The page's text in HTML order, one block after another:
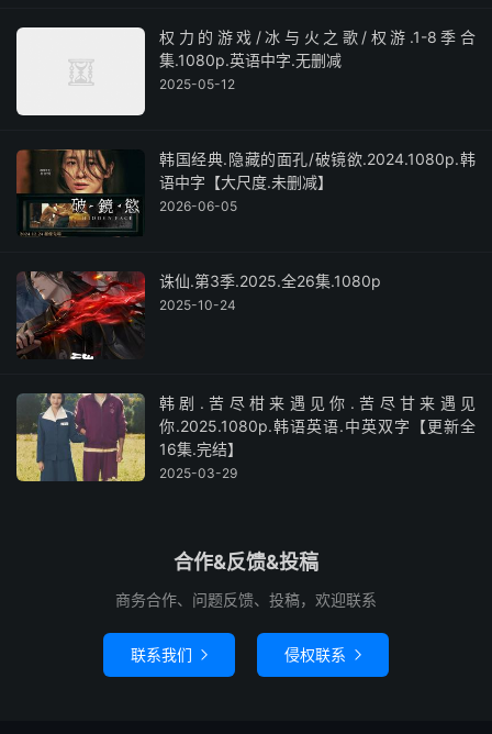
权力的游戏/冰与火之歌/权游.1-8季合
集.1080p.英语中字.无删减
2025-05-12
韩国经典.隐藏的面孔/破镜欲.2024.1080p.韩
语中字【大尺度.未删减】
2026-06-05
诛仙.第3季.2025.全26集.1080p
2025-10-24
韩剧.苦尽柑来遇见你.苦尽甘来遇见
你.2025.1080p.韩语英语.中英双字【更新全
16集.完结】
2025-03-29
合作&反馈&投稿
商务合作、问题反馈、投稿，欢迎联系
联系我们  侵权联系 